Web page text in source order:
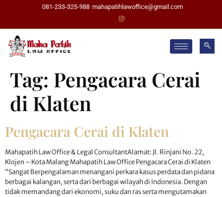
081-233-325-988 mahapatihlawoffice@gmail.com
Tag: Pengacara Cerai
di Klaten
Pengacara Cerai di Klaten
Mahapatih Law Office & Legal ConsultantAlamat: Jl. Rinjani No. 22,
Klojen – Kota Malang Mahapatih Law Office Pengacara Cerai di Klaten
“Sangat Berpengalaman menangani perkara kasus perdata dan pidana
berbagai kalangan, serta dari berbagai wilayah di Indonesia. Dengan
tidak memandang dari ekonomi, suku dan ras serta mengutamakan